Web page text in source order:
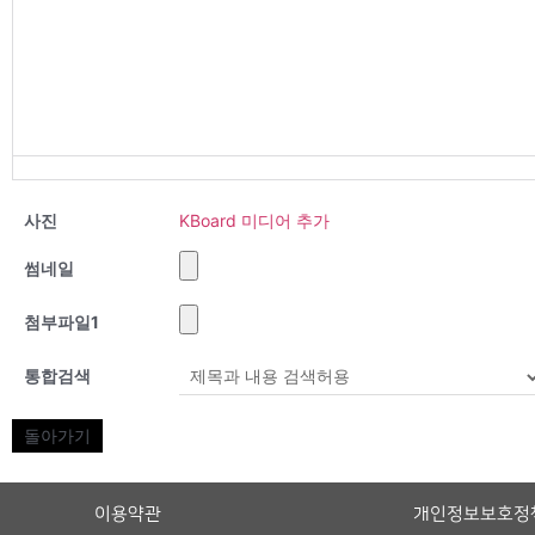
사진 KBoard 미디어 추가
썸네일
첨부파일1
통합검색
돌아가기
이용약관 개인정보보호정